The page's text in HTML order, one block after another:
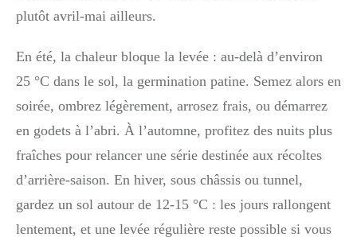
plutôt avril-mai ailleurs.
En été, la chaleur bloque la levée : au-delà d’environ
25 °C dans le sol, la germination patine. Semez alors en
soirée, ombrez légèrement, arrosez frais, ou démarrez
en godets à l’abri. À l’automne, profitez des nuits plus
fraîches pour relancer une série destinée aux récoltes
d’arrière-saison. En hiver, sous châssis ou tunnel,
gardez un sol autour de 12-15 °C : les jours rallongent
lentement, et une levée régulière reste possible si vous